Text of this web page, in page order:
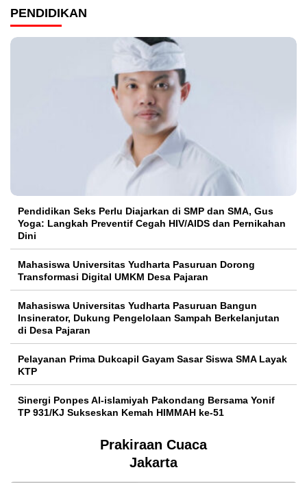
PENDIDIKAN
Pendidikan Seks Perlu Diajarkan di SMP dan SMA, Gus
Yoga: Langkah Preventif Cegah HIV/AIDS dan Pernikahan
Dini
Mahasiswa Universitas Yudharta Pasuruan Dorong
Transformasi Digital UMKM Desa Pajaran
Mahasiswa Universitas Yudharta Pasuruan Bangun
Insinerator, Dukung Pengelolaan Sampah Berkelanjutan
di Desa Pajaran
Pelayanan Prima Dukcapil Gayam Sasar Siswa SMA Layak
KTP
Sinergi Ponpes Al-islamiyah Pakondang Bersama Yonif
TP 931/KJ Sukseskan Kemah HIMMAH ke-51
Prakiraan Cuaca
Jakarta